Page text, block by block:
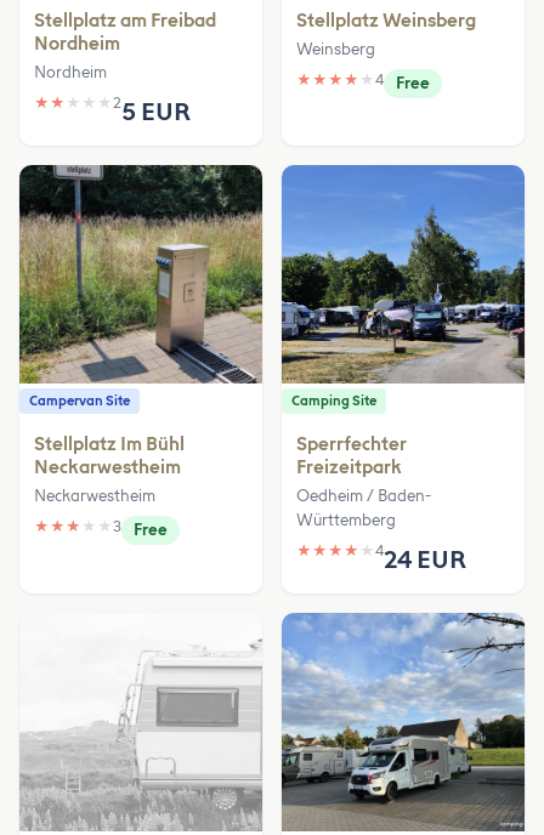
Stellplatz am Freibad
Nordheim
Nordheim
★ ★ ★ ★ ★ 25 EUR
Stellplatz Weinsberg
Weinsberg
★ ★ ★ ★ ★ 4 Free
Campervan Site
Stellplatz Im Bühl
Neckarwestheim
Neckarwestheim
★ ★ ★ ★ ★ 3 Free
Camping Site
Sperrfechter
Freizeitpark
Oedheim / Baden-
Württemberg
★ ★ ★ ★ ★ 424 EUR